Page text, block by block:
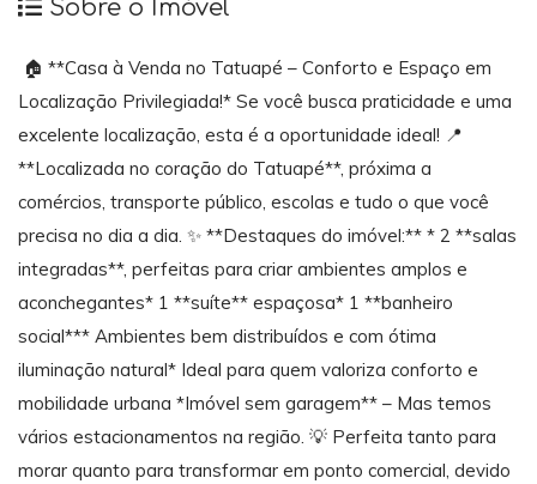
Sobre o Imóvel
🏠 **Casa à Venda no Tatuapé – Conforto e Espaço em
Localização Privilegiada!* Se você busca praticidade e uma
excelente localização, esta é a oportunidade ideal! 📍
**Localizada no coração do Tatuapé**, próxima a
comércios, transporte público, escolas e tudo o que você
precisa no dia a dia. ✨ **Destaques do imóvel:** * 2 **salas
integradas**, perfeitas para criar ambientes amplos e
aconchegantes* 1 **suíte** espaçosa* 1 **banheiro
social*** Ambientes bem distribuídos e com ótima
iluminação natural* Ideal para quem valoriza conforto e
mobilidade urbana *Imóvel sem garagem** – Mas temos
vários estacionamentos na região. 💡 Perfeita tanto para
morar quanto para transformar em ponto comercial, devido